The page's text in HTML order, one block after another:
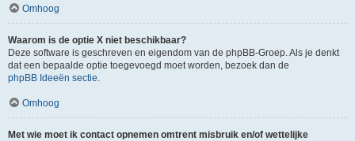
Omhoog
Waarom is de optie X niet beschikbaar?
Deze software is geschreven en eigendom van de phpBB-Groep. Als je denkt
dat een bepaalde optie toegevoegd moet worden, bezoek dan de
phpBB Ideeën sectie.
Omhoog
Met wie moet ik contact opnemen omtrent misbruik en/of wettelijke